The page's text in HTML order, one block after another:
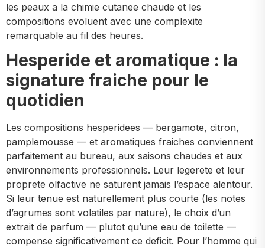
les peaux a la chimie cutanee chaude et les
compositions evoluent avec une complexite
remarquable au fil des heures.
Hesperide et aromatique : la
signature fraiche pour le
quotidien
Les compositions hesperidees — bergamote, citron,
pamplemousse — et aromatiques fraiches conviennent
parfaitement au bureau, aux saisons chaudes et aux
environnements professionnels. Leur legerete et leur
proprete olfactive ne saturent jamais l’espace alentour.
Si leur tenue est naturellement plus courte (les notes
d’agrumes sont volatiles par nature), le choix d’un
extrait de parfum — plutot qu’une eau de toilette —
compense significativement ce deficit. Pour l’homme qui